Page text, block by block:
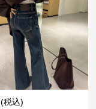
(税込)